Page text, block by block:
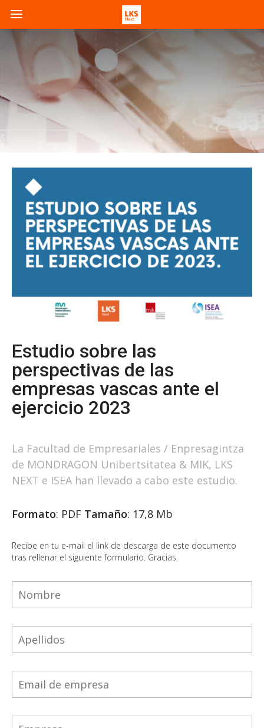
Estudio sobre las
perspectivas de las
empresas vascas ante el
ejercicio 2023
La Facultad de Empresariales / Enpresagintza
de MONDRAGON Unibertsitatea & MIK, LKS
NEXT e ISEA han llevado a cabo este estudio.
Formato: PDF Tamaño: 17,8 Mb
Recibe en tu e-mail el link de descarga de este documento
tras rellenar el siguiente formulario. Gracias.